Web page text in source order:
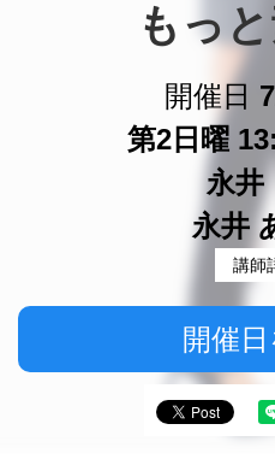
もっ
開催日
第2日曜
永井
永井
講師
開催